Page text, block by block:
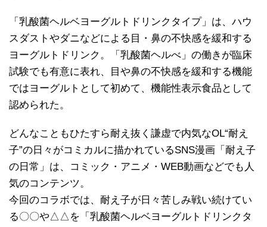
「乳酸菌ヘルベヨーグルトドリンクタイプ」は、ハウ
スダストやダニなどによる目・鼻の不快感を緩和する
ヨーグルトドリンク。「乳酸菌ヘルべ」の働きが臨床
試験でも有意に表れ、目や鼻の不快感を緩和する機能
ではヨーグルトとして初めて、機能性表示食品として
認められた。
どんなこともひたすら耐え抜く謙虚で内気なOL“耐え
子”の日々がコミカルに描かれているSNS漫画「耐え子
の日常」は、コミック・アニメ・WEB動画などでも人
気のコンテンツ。
今回のコラボでは、耐え子が日々苦しみ戦い続けてい
る〇〇や△△を「乳酸菌ヘルベヨーグルトドリンクタ